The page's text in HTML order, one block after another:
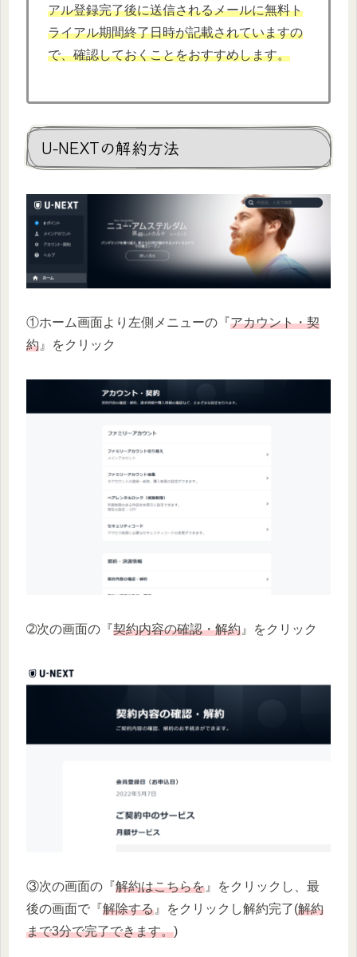
アル登録完了後に送信されるメールに無料ト
ライアル期間終了日時が記載されていますの
で、確認しておくことをおすすめします。
U-NEXTの解約方法
①ホーム画面より左側メニューの『アカウント・契
約 』をクリック
➁次の画面の『契約内容の確認・解約 』をクリック
③次の画面の『解約はこちらを 』をクリックし、最
後の画面で『解除する 』をクリックし解約完了(解約
まで3分で完了できます。)